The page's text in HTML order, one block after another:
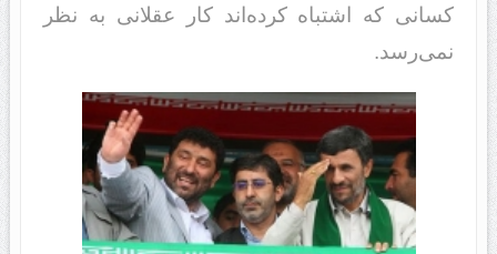
کسانی که اشتباه کرده‌اند کار عقلانی به نظر
نمی‌رسد.